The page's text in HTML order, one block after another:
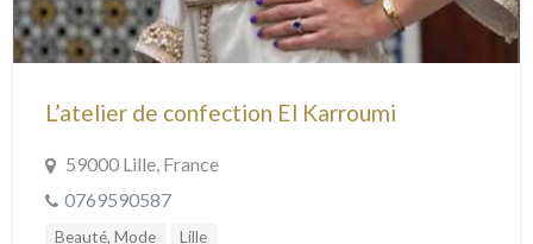
L’atelier de confection El Karroumi
59000 Lille, France
0769590587
Beauté, Mode Lille